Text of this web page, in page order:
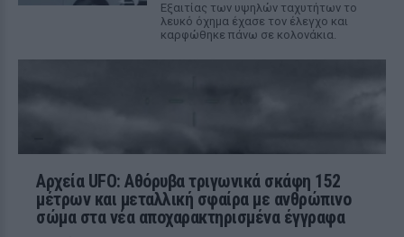
Εξαιτίας των υψηλών ταχυτήτων το
λευκό όχημα έχασε τον έλεγχο και
καρφώθηκε πάνω σε κολονάκια.
Αρχεία UFO: Αθόρυβα τριγωνικά σκάφη 152
μέτρων και μεταλλική σφαίρα με ανθρώπινο
σώμα στα νέα αποχαρακτηρισμένα έγγραφα